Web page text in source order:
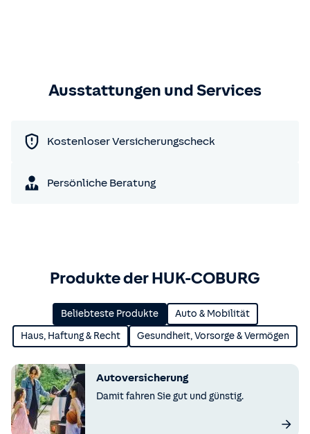
Ausstattungen und Services
Kostenloser Versicherungscheck
Persönliche Beratung
Produkte der HUK-COBURG
Beliebteste Produkte Auto & Mobilität
Haus, Haftung & Recht Gesundheit, Vorsorge & Vermögen
Autoversicherung
Damit fahren Sie gut und günstig.